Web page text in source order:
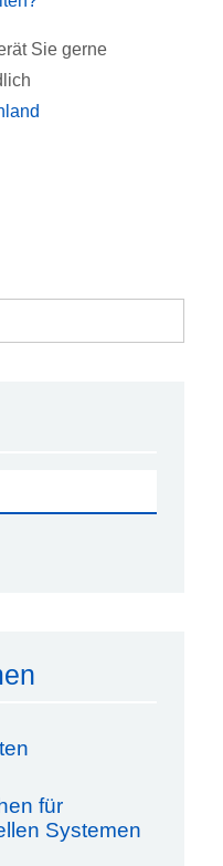
Sie gerne
für
Systemen